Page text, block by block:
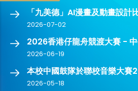
「九美德」AI漫畫及動畫設計
2026-07-02
2026香港仔龍舟競渡大賽 -
2026-06-19
本校中國鼓隊於聯校音樂大賽
2026-05-18